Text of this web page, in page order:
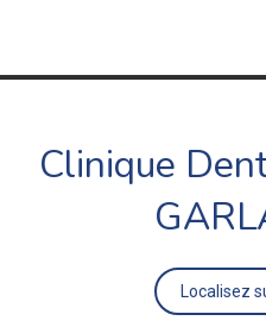
Clinique
Localisez